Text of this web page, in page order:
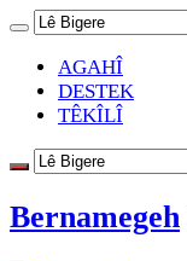
AGAHÎ
DESTEK
TÊKÎLÎ
Bernamegeh